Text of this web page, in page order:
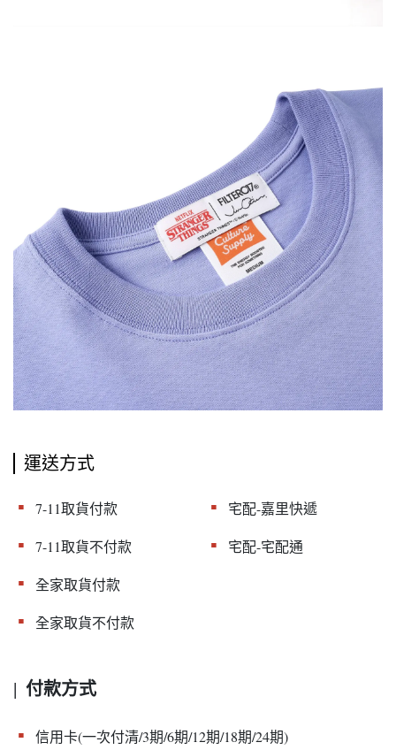
運送方式
▪︎ 7-11取貨付款 ▪︎ 宅配-嘉里快遞
▪︎ 7-11取貨不付款 ▪︎ 宅配-宅配通
▪︎ 全家取貨付款
▪︎ 全家取貨不付款
| 付款方式
▪︎ 信用卡(一次付清/3期/6期/12期/18期/24期)